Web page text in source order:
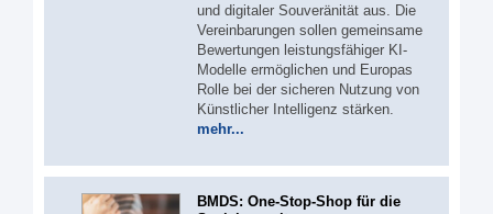
und digitaler Souveränität aus. Die
Vereinbarungen sollen gemeinsame
Bewertungen leistungsfähiger KI-
Modelle ermöglichen und Europas
Rolle bei der sicheren Nutzung von
Künstlicher Intelligenz stärken.
mehr...
BMDS: One-Stop-Shop für die